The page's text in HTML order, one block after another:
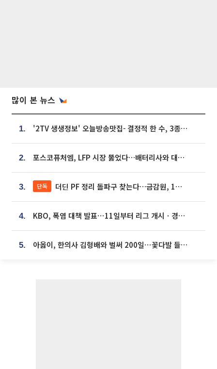
많이 본 뉴스
1. '2TV 생생정보' 오늘방송맛집- 결정적 한 수, 3종 메밀면! 메밀 소바 맛집 '의○○○○'
2. 포스코퓨처엠, LFP 시장 뚫었다…배터리사와 대규모 장기 공급 합의
3. 단독 더딘 PF 정리 돌파구 찾는다…금감원, 1년 반 만에 매각설명회 재개
4. KBO, 폭염 대책 발표⋯11일부터 리그 개시ㆍ경기 오후 7시 시작
5. 아옳이, 한의사 김형배와 벌써 200일⋯꽃다발 들고 "프러포즈 아냐"